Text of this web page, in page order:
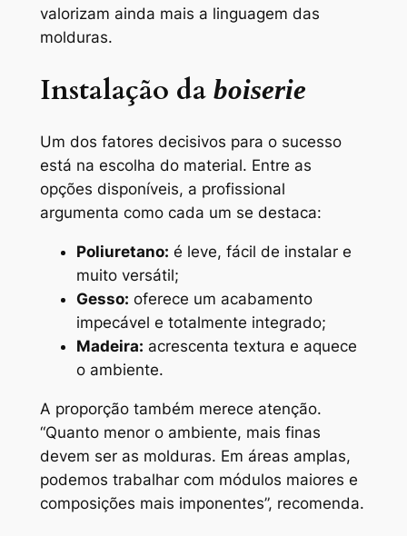
valorizam ainda mais a linguagem das
molduras.
Instalação da boiserie
Um dos fatores decisivos para o sucesso
está na escolha do material. Entre as
opções disponíveis, a profissional
argumenta como cada um se destaca:
Poliuretano: é leve, fácil de instalar e
muito versátil;
Gesso: oferece um acabamento
impecável e totalmente integrado;
Madeira: acrescenta textura e aquece
o ambiente.
A proporção também merece atenção.
“Quanto menor o ambiente, mais finas
devem ser as molduras. Em áreas amplas,
podemos trabalhar com módulos maiores e
composições mais imponentes”, recomenda.